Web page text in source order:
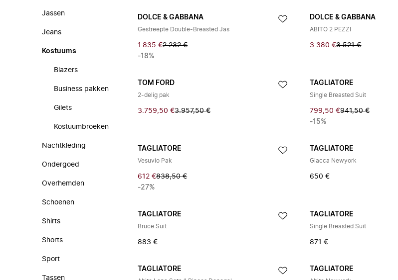
Jassen
Jeans
Kostuums
Blazers
Business pakken
Gilets
Kostuumbroeken
Nachtkleding
Ondergoed
Overhemden
Schoenen
Shirts
Shorts
Sport
Tassen
DOLCE & GABBANA
Gestreepte Double-Breasted Jas
1.835 €2.232 €
-18%
DOLCE & GABBANA
ABITO 2 PEZZI
3.380 €3.521 €
TOM FORD
2-delig pak
3.759,50 €3.957,50 €
TAGLIATORE
Single Breasted Suit
799,50 €941,50 €
-15%
TAGLIATORE
Vesuvio Pak
612 €838,50 €
-27%
TAGLIATORE
Giacca Newyork
650 €
TAGLIATORE
Bruce Suit
883 €
TAGLIATORE
Single Breasted Suit
871 €
TAGLIATORE TAGLIATORE